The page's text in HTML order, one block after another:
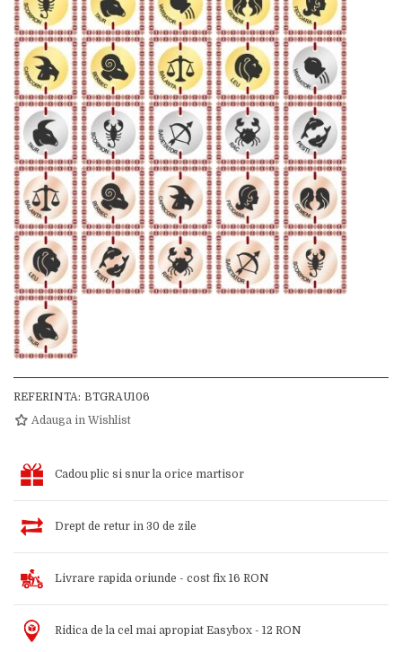
REFERINTA: BTGRAU106
Adauga in Wishlist
Cadou plic si snur la orice martisor
Drept de retur in 30 de zile
Livrare rapida oriunde - cost fix 16 RON
Ridica de la cel mai apropiat Easybox - 12 RON